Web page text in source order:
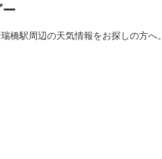
橋駅周辺の天気情報をお探しの方へ。